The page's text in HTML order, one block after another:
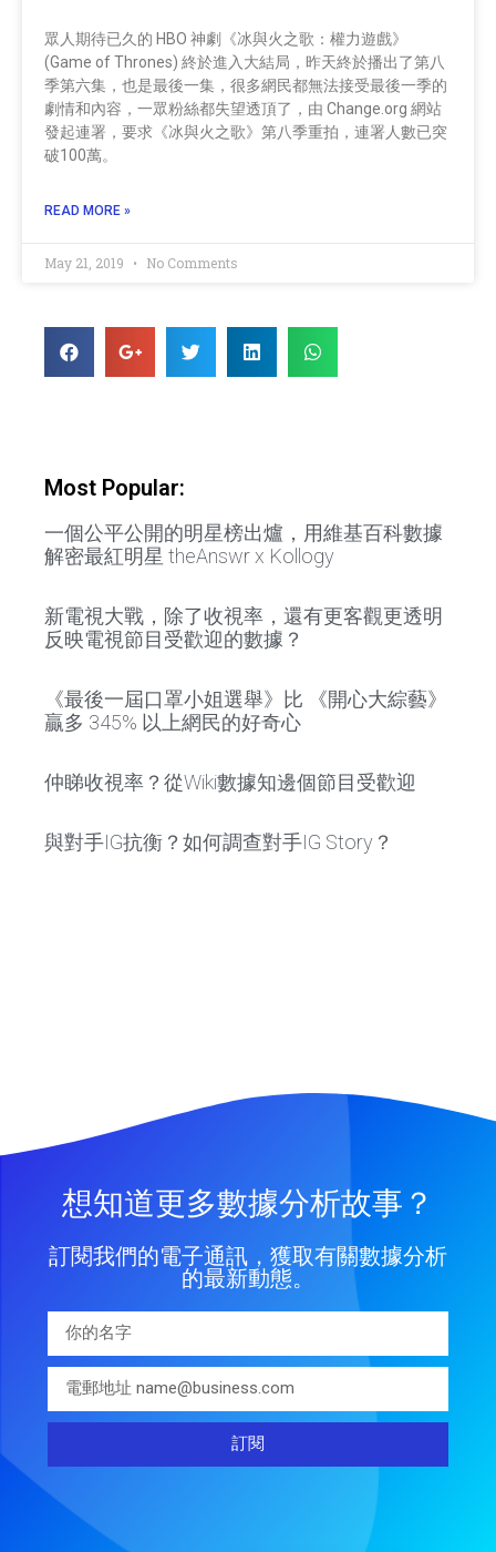
眾人期待已久的 HBO 神劇《冰與火之歌：權力遊戲》
(Game of Thrones) 終於進入大結局，昨天終於播出了第八
季第六集，也是最後一集，很多網民都無法接受最後一季的
劇情和內容，一眾粉絲都失望透頂了，由 Change.org 網站
發起連署，要求《冰與火之歌》第八季重拍，連署人數已突
破100萬。
READ MORE »
May 21, 2019 No Comments
Most Popular:
一個公平公開的明星榜出爐，用維基百科數據
解密最紅明星 theAnswr x Kollogy
新電視大戰，除了收視率，還有更客觀更透明
反映電視節目受歡迎的數據？
《最後一屆口罩小姐選舉》比 《開心大綜藝》
贏多 345% 以上網民的好奇心
仲睇收視率？從Wiki數據知邊個節目受歡迎
與對手IG抗衡？如何調查對手IG Story？
想知道更多數據分析故事？
訂閱我們的電子通訊，獲取有關數據分析
的最新動態。
訂閱